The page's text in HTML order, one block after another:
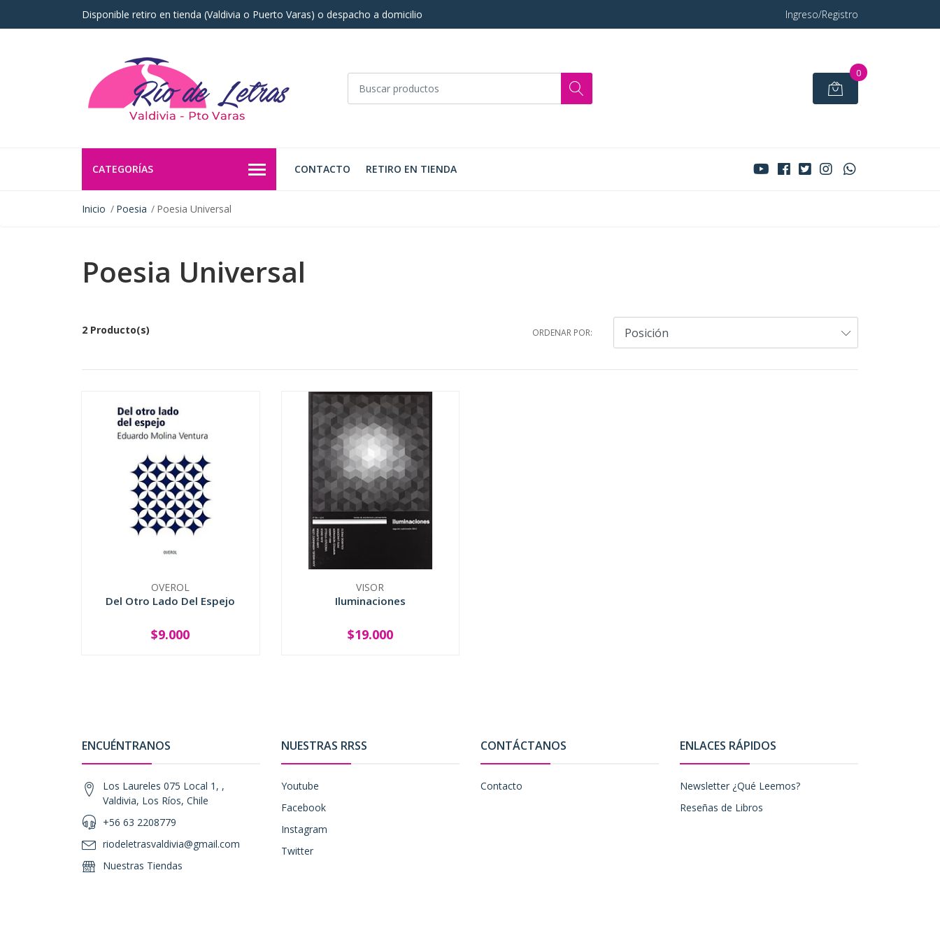
Disponible retiro en tienda (Valdivia o Puerto Varas) o despacho a domicilio Ingreso/Registro
0
CATEGORÍAS CONTACTO RETIRO EN TIENDA
Inicio Poesia Poesia Universal
Poesia Universal
2 Producto(s) ORDENAR POR:
OVEROL
Del Otro Lado Del Espejo
+
$9.000
VISOR
Iluminaciones
+
$19.000
ENCUÉNTRANOS
Los Laureles 075 Local 1, ,
Valdivia, Los Ríos, Chile
+56 63 2208779
riodeletrasvaldivia@gmail.com
Nuestras Tiendas
NUESTRAS RRSS
Youtube
Facebook
Instagram
Twitter
CONTÁCTANOS
Contacto
ENLACES RÁPIDOS
Newsletter ¿Qué Leemos?
Reseñas de Libros